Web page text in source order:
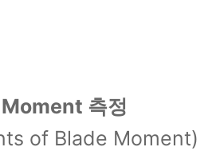
측정
of Blade Moment)